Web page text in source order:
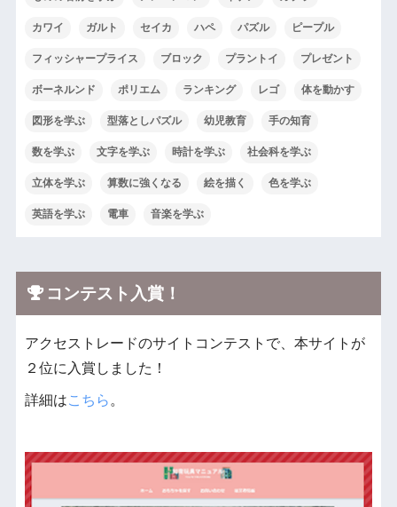
カワイ ガルト セイカ ハペ パズル ピープル
フィッシャープライス ブロック プラントイ プレゼント
ボーネルンド ポリエム ランキング レゴ 体を動かす
図形を学ぶ 型落としパズル 幼児教育 手の知育
数を学ぶ 文字を学ぶ 時計を学ぶ 社会科を学ぶ
立体を学ぶ 算数に強くなる 絵を描く 色を学ぶ
英語を学ぶ 電車 音楽を学ぶ
コンテスト入賞！
アクセストレードのサイトコンテストで、本サイトが
２位に入賞しました！
詳細はこちら 。